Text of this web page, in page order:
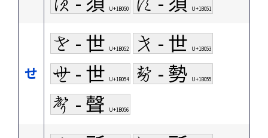
U+1B050 U+1B051
せ
𛁒 - 世 U+1B052 𛁓 - 世 U+1B053
𛁔 - 世 U+1B054 𛁕 - 勢 U+1B055
𛁖 - 聲 U+1B056